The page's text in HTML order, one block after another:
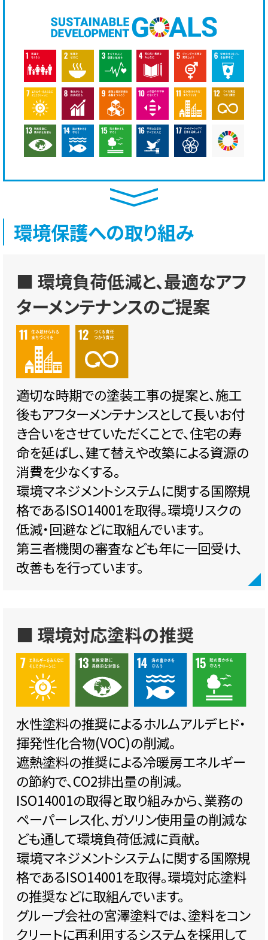
環境保護への取り組み
■ 環境負荷低減と、最適なアフ
ターメンテナンスのご提案
適切な時期での塗装工事の提案と、施工
後もアフターメンテナンスとして長いお付
き合いをさせていただくことで、住宅の寿
命を延ばし、建て替えや改築による資源の
消費を少なくする。
環境マネジメントシステムに関する国際規
格であるISO14001を取得。環境リスクの
低減・回避などに取組んでいます。
第三者機関の審査なども年に一回受け、
改善もを行っています。
■ 環境対応塗料の推奨
水性塗料の推奨によるホルムアルデヒド・
揮発性化合物(VOC)の削減。
遮熱塗料の推奨による冷暖房エネルギー
の節約で、CO2排出量の削減。
ISO14001の取得と取り組みから、業務の
ペーパーレス化、ガソリン使用量の削減な
ども通して環境負荷低減に貢献。
環境マネジメントシステムに関する国際規
格であるISO14001を取得。環境対応塗料
の推奨などに取組んでいます。
グループ会社の宮澤塗料では、塗料をコン
クリートに再利用するシステムを採用して